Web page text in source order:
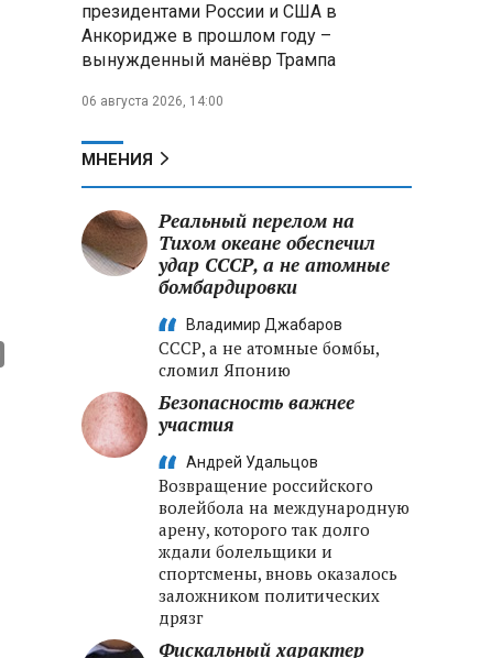
президентами России и США в
Анкоридже в прошлом году –
вынужденный манёвр Трампа
06 августа 2026, 14:00
МНЕНИЯ
Реальный перелом на
Тихом океане обеспечил
удар СССР, а не атомные
бомбардировки
Владимир Джабаров
СССР, а не атомные бомбы,
сломил Японию
Безопасность важнее
участия
Андрей Удальцов
Возвращение российского
волейбола на международную
арену, которого так долго
ждали болельщики и
спортсмены, вновь оказалось
заложником политических
дрязг
Фискальный характер